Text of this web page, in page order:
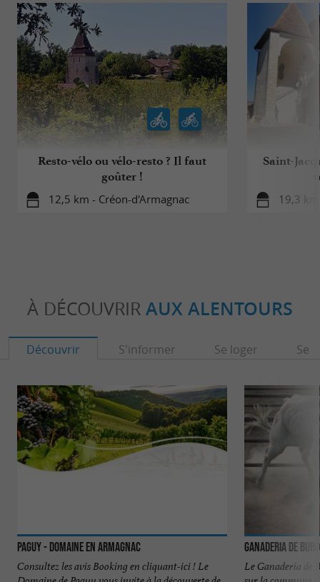
Resto-vélo ou vélo-resto ? Il faut
goûter !
12,5 km - Créon-d'Armagnac
Saint-
19,3
À DÉCOUVRIR AUX ALENTOURS
Découvrir S'informer Se loger Se
Paguy - Domaine en Armagnac
Consultez les avis Booking en cliquant-ici ! Le
Ganaderia de
Le Ganaderia de